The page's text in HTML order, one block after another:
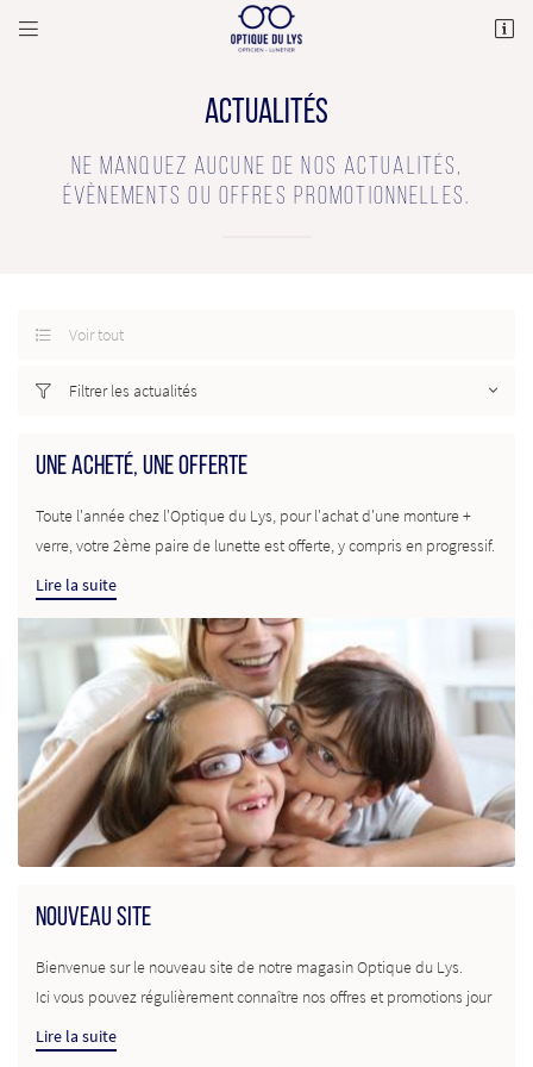

ACCUEIL
SERVICES
TENDANCES

UNE QUESTION ?
ACTUALITÉS
NE MANQUEZ AUCUNE DE NOS ACTUALITÉS,
ÉVÈNEMENTS OU OFFRES PROMOTIONNELLES.
 Voir tout
 Filtrer les actualités
UNE ACHETÉ, UNE OFFERTE
Toute l'année chez l'Optique du Lys, pour l'achat d'une monture +
verre, votre 2ème paire de lunette est offerte, y compris en progressif.
N’attendez plus, notre équipe est à votre service pour vous
accompagner et vous conseiller sur la monture idéale !
Lire la suite
NOUVEAU SITE
Bienvenue sur le nouveau site de notre magasin Optique du Lys.
Ici vous pouvez régulièrement connaître nos offres et promotions jour
après jour, ainsi que les nouvelles collections rentrées en stock des
plus grandes marques et que vous pouvez visualiser directement sur
Nous vous rappelons également que nous sommes spécialisés dans
Lire la suite